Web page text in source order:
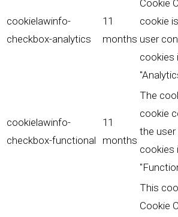
cookielawinfo-
checkbox-analytics
11
months
Cookie
cookie
user
cookies
cookielawinfo-
checkbox-functional
11
months
The
cookie
the
cookies
This
Cookie